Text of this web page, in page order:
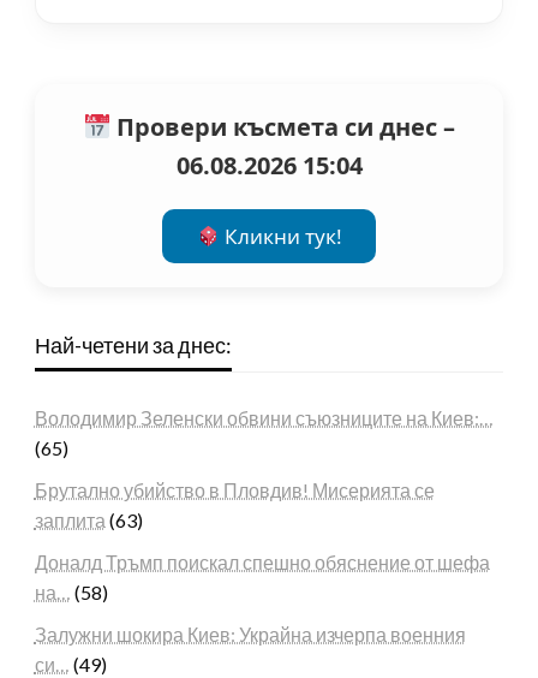
Провери късмета си днес –
06.08.2026 15:04
Кликни тук!
Най-четени за днес:
Володимир Зеленски обвини съюзниците на Киев:…
(65)
Брутално убийство в Пловдив! Мисерията се
заплита (63)
Доналд Тръмп поискал спешно обяснение от шефа
на… (58)
Залужни шокира Киев: Украйна изчерпа военния
си… (49)